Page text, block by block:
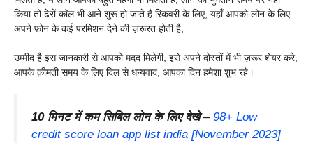
किया तो ढेरों कॉल भी आने शुरू हो जाते है रिकवरी के लिए, यहाँ आपको लोन के लिए
अपने फ़ोन के कई परमिशन देने की ज़रूरत होती है,
उम्मीद है इस जानकारी से आपको मदद मिलेगी, इसे अपने दोस्तों में भी ज़रूर शेयर करे,
आपके क़ीमती समय के लिए दिल से धन्यवाद, आपका दिन हमेशा शुभ रहे।
10 मिनट में कम सिबिल लोन के लिए देखे– 98+ Low
credit score loan app list india [November 2023]